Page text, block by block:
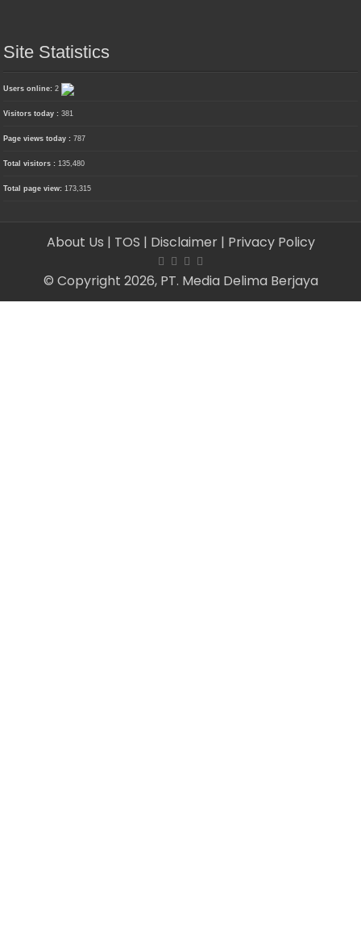
Site Statistics
Users online:2
Visitors today :381
Page views today :787
Total visitors :135,480
Total page view:173,315
About Us | TOS | Disclaimer | Privacy Policy
© Copyright 2026, PT. Media Delima Berjaya